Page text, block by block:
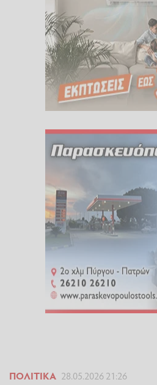
ΠΟΛΙΤΙΚΆ 28.05.2026 21:26